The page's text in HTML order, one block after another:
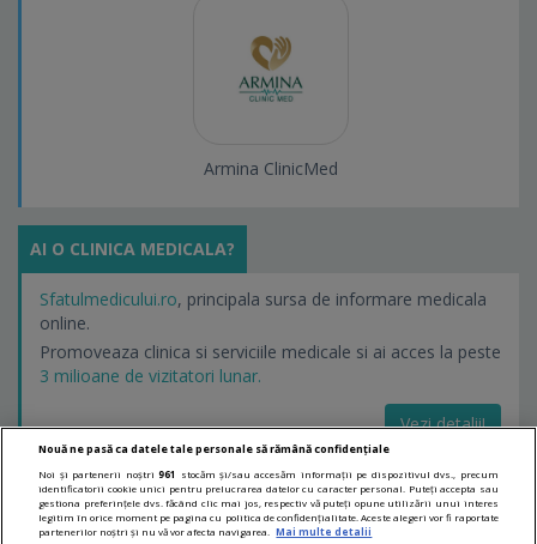
Armina ClinicMed
AI O CLINICA MEDICALA?
Sfatulmedicului.ro, principala sursa de informare medicala
online.
Promoveaza clinica si serviciile medicale si ai acces la peste
3 milioane de vizitatori lunar.
Vezi detalii!
LINKURI UTILE
Nouă ne pasă ca datele tale personale să rămână confidențiale
Noi și partenerii noștri961
stocăm și/sau accesăm informații pe dispozitivul dvs., precum
identificatorii cookie unici pentru prelucrarea datelor cu caracter personal. Puteți accepta sau
gestiona preferințele dvs. făcând clic mai jos, respectiv vă puteți opune utilizării unui interes
legitim în orice moment pe pagina cu politica de confidențialitate. Aceste alegeri vor fi raportate
partenerilor noștri și nu vă vor afecta navigarea.
Mai multe detalii